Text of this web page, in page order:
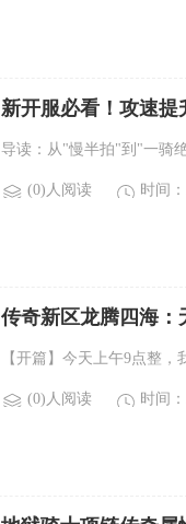
新开服必看！攻速
导读：从"慢半拍"到"一骑
(0)人阅读 时间
传奇新区龙腾四海
【开篇】今天上午9点整
(0)人阅读 时间